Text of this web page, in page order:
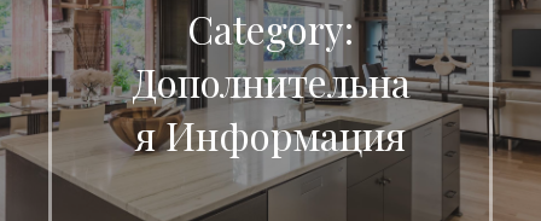
Category:
Дополнительна
я Информация